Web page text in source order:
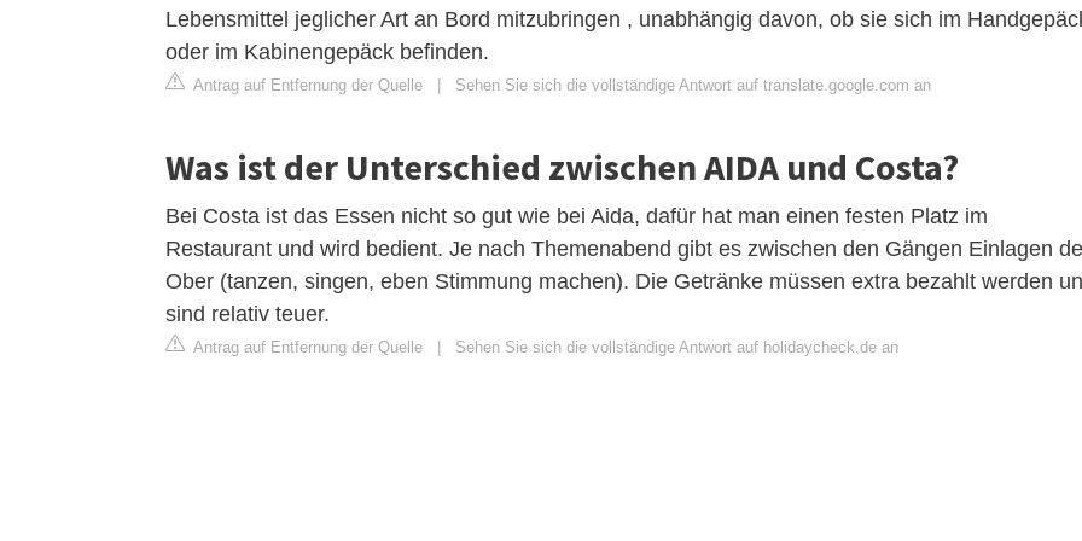
Lebensmittel jeglicher Art an Bord mitzubringen , unabhängig davon, ob sie sich im
oder im Kabinengepäck befinden.
Antrag auf Entfernung der Quelle | Sehen Sie sich die vollständige Antwort auf translate.google.com an
Was ist der Unterschied zwischen AIDA und Costa?
Bei Costa ist das Essen nicht so gut wie bei Aida, dafür hat man einen festen Platz im
Restaurant und wird bedient. Je nach Themenabend gibt es zwischen den Gängen Einlagen
Ober (tanzen, singen, eben Stimmung machen). Die Getränke müssen extra bezahlt werden
sind relativ teuer.
Antrag auf Entfernung der Quelle | Sehen Sie sich die vollständige Antwort auf holidaycheck.de an